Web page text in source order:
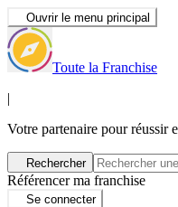
Ouvrir le menu principal
Toute la Franchise
|
Votre partenaire pour réussir
Rechercher
Référencer ma franchise
Se connecter